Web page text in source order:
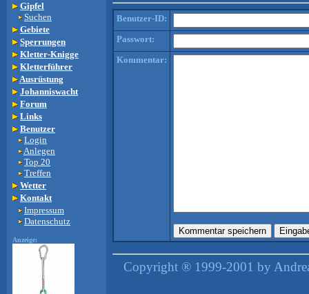
Gipfel
Suchen
Gebiete
Sperrungen
Kletter-Knigge
Kletterführer
Ausrüstung
Johanniswacht
Forum
Links
Benutzer
Login
Anlegen
Top 20
Treffen
Wetter
Kontakt
Impressum
Datenschutz
Anzeige:
Benutzer-ID:
Passwort:
Kommentar:
Copyright ® 1999-2001 by